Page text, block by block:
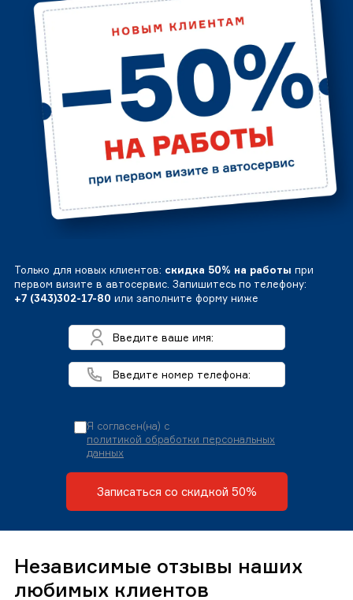
Только для новых клиентов: скидка 50% на работы при
первом визите в автосервис. Запишитесь по телефону:
+7 (343)302-17-80 или заполните форму ниже
Я согласен(на) с
политикой обработки персональных
данных
Записаться со скидкой 50%
Независимые отзывы наших
любимых клиентов